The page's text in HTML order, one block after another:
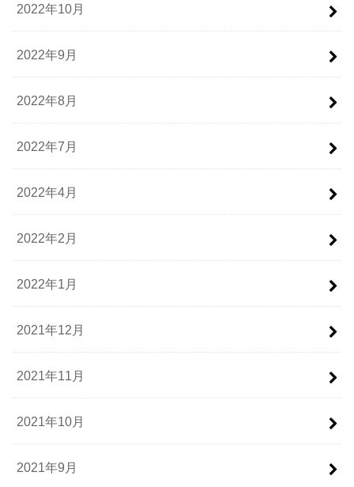
2022年10月
2022年9月
2022年8月
2022年7月
2022年4月
2022年2月
2022年1月
2021年12月
2021年11月
2021年10月
2021年9月